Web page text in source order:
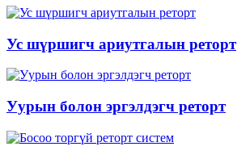
Ус шүршигч ариутгалын реторт
Уурын болон эргэлдэгч реторт